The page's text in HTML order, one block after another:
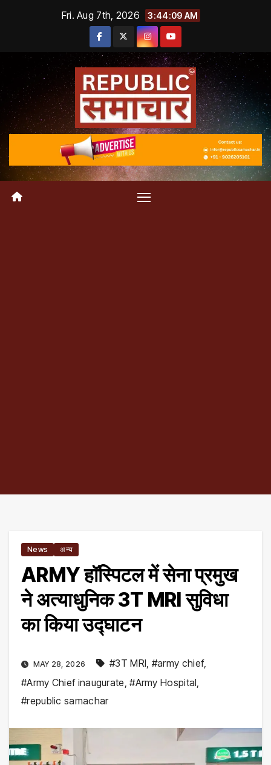
Fri. Aug 7th, 2026 3:44:10 AM
News अन्य
ARMY हॉस्पिटल में सेना प्रमुख
ने अत्याधुनिक 3T MRI सुविधा
का किया उद्घाटन
MAY 28, 2026 #3T MRI, #army chief,
#Army Chief inaugurate,#Army Hospital,
#republic samachar